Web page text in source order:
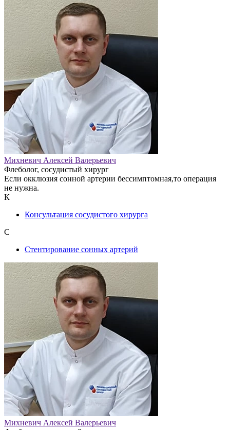
Михневич Алексей Валерьевич
Флеболог, сосудистый хирург
Если окклюзия сонной артерии бессимптомная,то операция
не нужна.
К
Консультация сосудистого хирурга
С
Стентирование сонных артерий
Михневич Алексей Валерьевич